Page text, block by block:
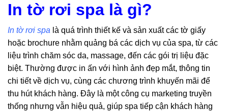
In tờ rơi spa là gì?
In tờ rơi spa là quá trình thiết kế và sản xuất các tờ giấy
hoặc brochure nhằm quảng bá các dịch vụ của spa, từ các
liệu trình chăm sóc da, massage, đến các gói trị liệu đặc
biệt. Thường được in ấn với hình ảnh đẹp mắt, thông tin
chi tiết về dịch vụ, cùng các chương trình khuyến mãi để
thu hút khách hàng. Đây là một công cụ marketing truyền
thống nhưng vẫn hiệu quả, giúp spa tiếp cận khách hàng